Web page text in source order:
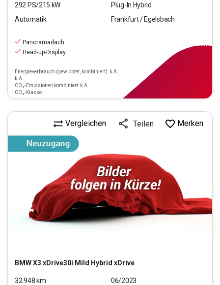
292 PS/215 kW
Plug-In Hybrid
Automatik
Frankfurt / Egelsbach
Panoramadach
Head-up-Display
Energieverbrauch (gewichtet, kombiniert): k.A.,
k.A.
CO₂-Emissionen kombiniert: k.A.
CO₂-Klasse:
finanzieren
BMWX3 xDrive30i Mild Hybrid xDrive
Vergleichen Teilen Merken
32.948 km
06/2023